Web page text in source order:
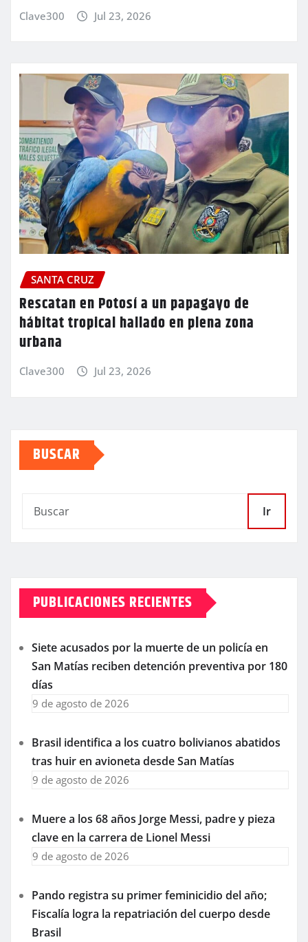
Clave300 Jul 23, 2026
SANTA CRUZ
Rescatan en Potosí a un papagayo de
hábitat tropical hallado en plena zona
urbana
Clave300 Jul 23, 2026
BUSCAR
Ir
PUBLICACIONES RECIENTES
Siete acusados por la muerte de un policía en
San Matías reciben detención preventiva por 180
días
9 de agosto de 2026
Brasil identifica a los cuatro bolivianos abatidos
tras huir en avioneta desde San Matías
9 de agosto de 2026
Muere a los 68 años Jorge Messi, padre y pieza
clave en la carrera de Lionel Messi
9 de agosto de 2026
Pando registra su primer feminicidio del año;
Fiscalía logra la repatriación del cuerpo desde
Brasil